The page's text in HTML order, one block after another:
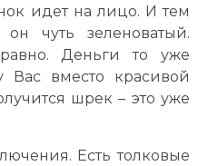
идет на лицо. И тем
чуть зеленоватый.
Деньги то уже
вместо красивой
шрек – это уже
Есть толковые